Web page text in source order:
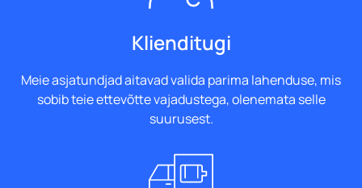
Klienditugi
Meie asjatundjad aitavad valida parima lahenduse, mis
sobib teie ettevõtte vajadustega, olenemata selle
suurusest.